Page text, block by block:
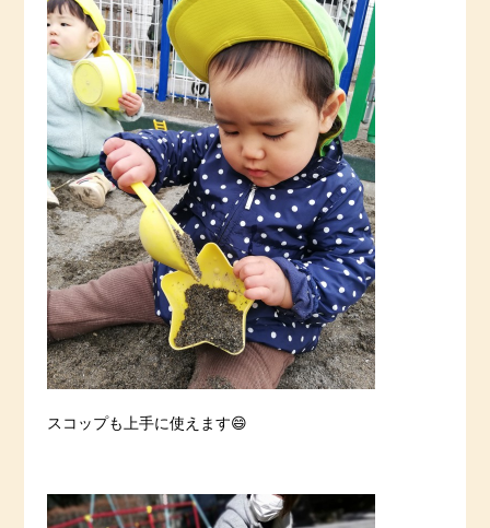
スコップも上手に使えます😄